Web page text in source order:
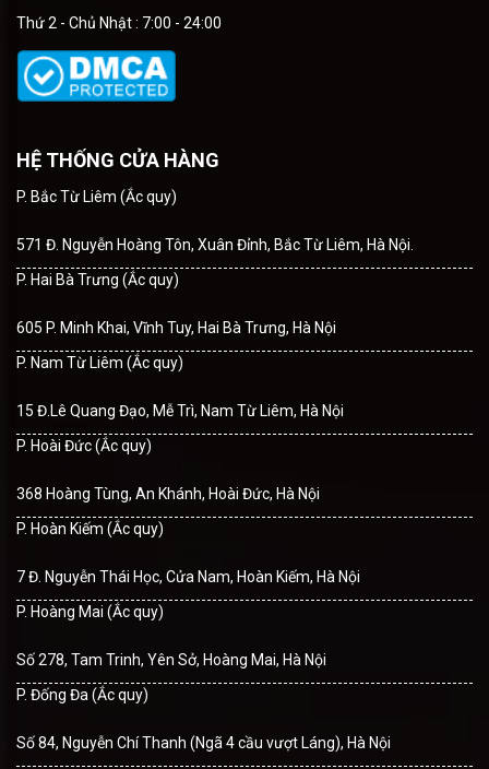
Thứ 2 - Chủ Nhật : 7:00 - 24:00
HỆ THỐNG CỬA HÀNG
P. Bắc Từ Liêm (Ắc quy)
571 Đ. Nguyễn Hoàng Tôn, Xuân Đỉnh, Bắc Từ Liêm, Hà Nội.
P. Hai Bà Trưng (Ắc quy)
605 P. Minh Khai, Vĩnh Tuy, Hai Bà Trưng, Hà Nội
P. Nam Từ Liêm (Ắc quy)
15 Đ.Lê Quang Đạo, Mễ Trì, Nam Từ Liêm, Hà Nội
P. Hoài Đức (Ắc quy)
368 Hoàng Tùng, An Khánh, Hoài Đức, Hà Nội
P. Hoàn Kiếm (Ắc quy)
7 Đ. Nguyễn Thái Học, Cửa Nam, Hoàn Kiếm, Hà Nội
P. Hoàng Mai (Ắc quy)
Số 278, Tam Trinh, Yên Sở, Hoàng Mai, Hà Nội
P. Đống Đa (Ắc quy)
Số 84, Nguyễn Chí Thanh (Ngã 4 cầu vượt Láng), Hà Nội